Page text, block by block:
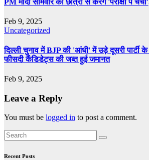
PM मोदी सोमवार को छात्रों से करेंगे 'परीक्षा पे
Feb 9, 2025
Uncategorized
दिल्ली चुनाव में BJP की 'आंधी' में उड़े दूसरी पार्टी
फीसदी कैंडिडेट्स की जब्त हुई जमानत
Feb 9, 2025
Leave a Reply
You must be logged in to post a comment.
Recent Posts